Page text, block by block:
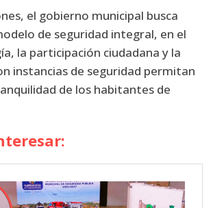
el gobierno municipal busca
de seguridad integral, en el
la participación ciudadana y la
instancias de seguridad permitan
de los habitantes de